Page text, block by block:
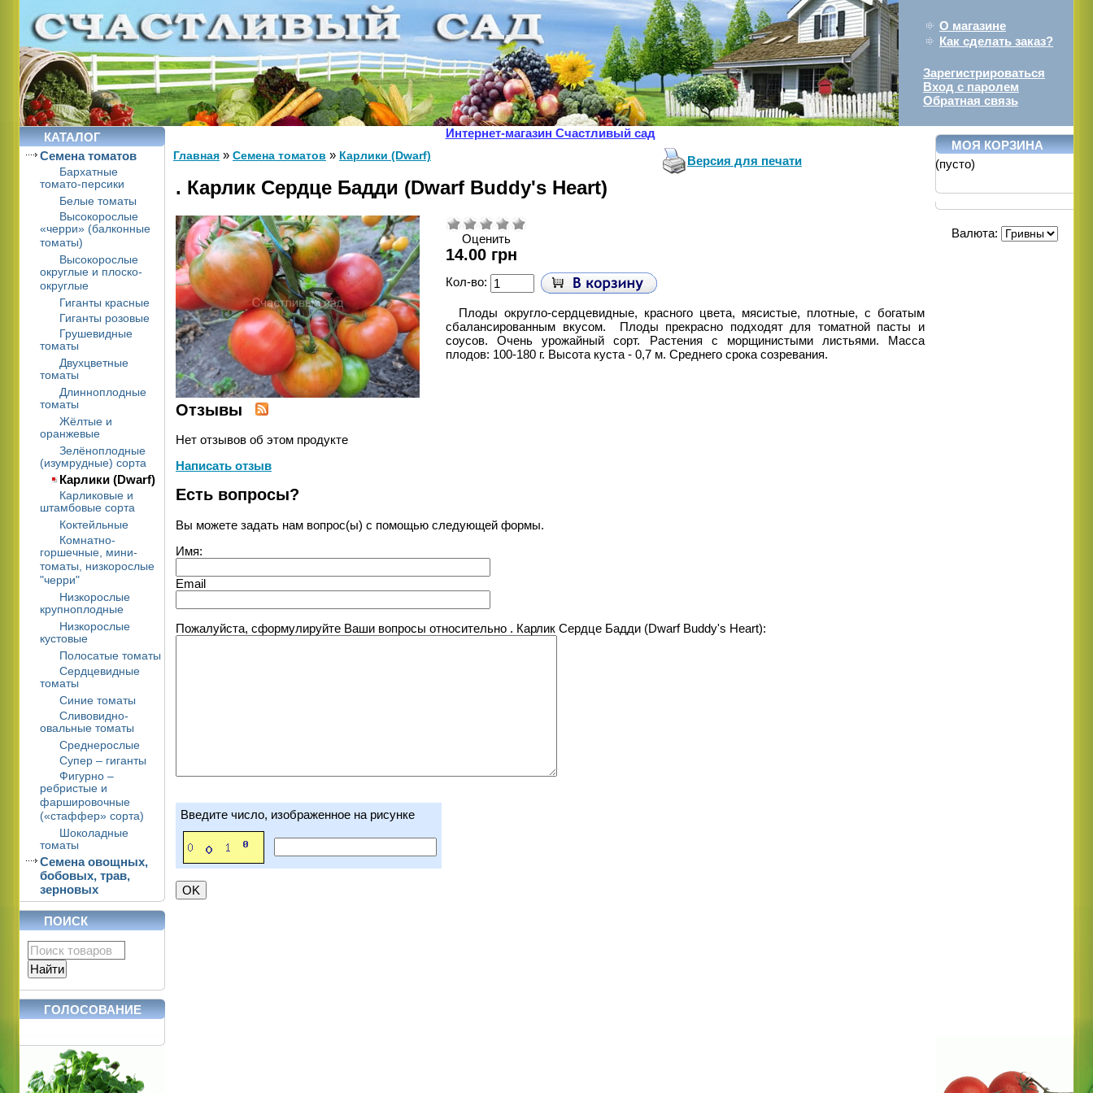
О магазине
Как сделать заказ?
Зарегистрироваться
Вход с паролем
Обратная связь
КАТАЛОГ
Cемена томатов
Бархатные
томато-персики
Белые томаты
Высокорослые
«черри» (балконные
томаты)
Высокорослые
округлые и плоско-
округлые
Гиганты красные
Гиганты розовые
Грушевидные
томаты
Двухцветные
томаты
Длинноплодные
томаты
Жёлтые и
оранжевые
Зелёноплодные
(изумрудные) сорта
Карлики (Dwarf)
Карликовые и
штамбовые сорта
Коктейльные
Комнатно-
горшечные, мини-
томаты, низкорослые
"черри"
Низкорослые
крупноплодные
Низкорослые
кустовые
Полосатые томаты
Сердцевидные
томаты
Синие томаты
Сливовидно-
овальные томаты
Среднерослые
Супер – гиганты
Фигурно –
ребристые и
фаршировочные
(«стаффер» сорта)
Шоколадные
томаты
Семена овощных,
бобовых, трав,
зерновых
ПОИСК
ГОЛОСОВАНИЕ
Интернет-магазин Счастливый сад
Главная » Cемена томатов » Карлики (Dwarf) Версия для печати
. Карлик Сердце Бадди (Dwarf Buddy's Heart)
Оценить
14.00 грн
Кол-во:
Плоды округло-сердцевидные, красного цвета, мясистые, плотные, с богатым
сбалансированным вкусом. Плоды прекрасно подходят для томатной пасты и
соусов. Очень урожайный сорт. Растения с морщинистыми листьями. Масса
плодов: 100-180 г. Высота куста - 0,7 м. Среднего срока созревания.
Отзывы
Нет отзывов об этом продукте
Написать отзыв
Есть вопросы?
Вы можете задать нам вопрос(ы) с помощью следующей формы.
Имя:
Email
Пожалуйста, сформулируйте Ваши вопросы относительно . Карлик Сердце Бадди (Dwarf Buddy's Heart):
Введите число, изображенное на рисунке
МОЯ КОРЗИНА
(пусто)
Валюта: